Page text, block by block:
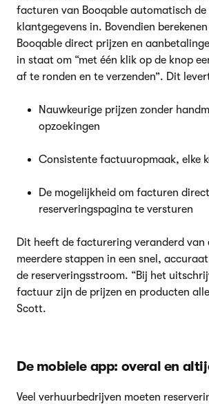
facturen van Booqable automatisch de
klantgegevens in. Bovendien
Booqable direct prijzen en
in staat om “met één klik op de knop
af te ronden en te verzenden”. Dit
Nauwkeurige prijzen zonder
opzoekingen
Consistente factuuropmaak, elke
De mogelijkheid om facturen
reserveringspagina te versturen
Dit heeft de facturering veranderd van
meerdere stappen in een snel,
de reserveringsstroom. “Bij het
factuur zijn de prijzen en producten
Scott.
De mobiele app: overal en
Veel verhuurbedrijven moeten